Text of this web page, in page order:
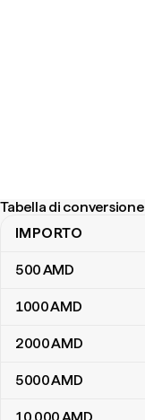
Tabella di
Tabella di conversione
IMPORTO
500AMD
1000AMD
2000AMD
5000AMD